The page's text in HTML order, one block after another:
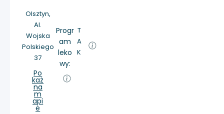
Olsztyn,
Al.
Wojska
Polskiego
37
Po
każ
na
m
api
e
Progr
am
leko
wy:
T
A
K